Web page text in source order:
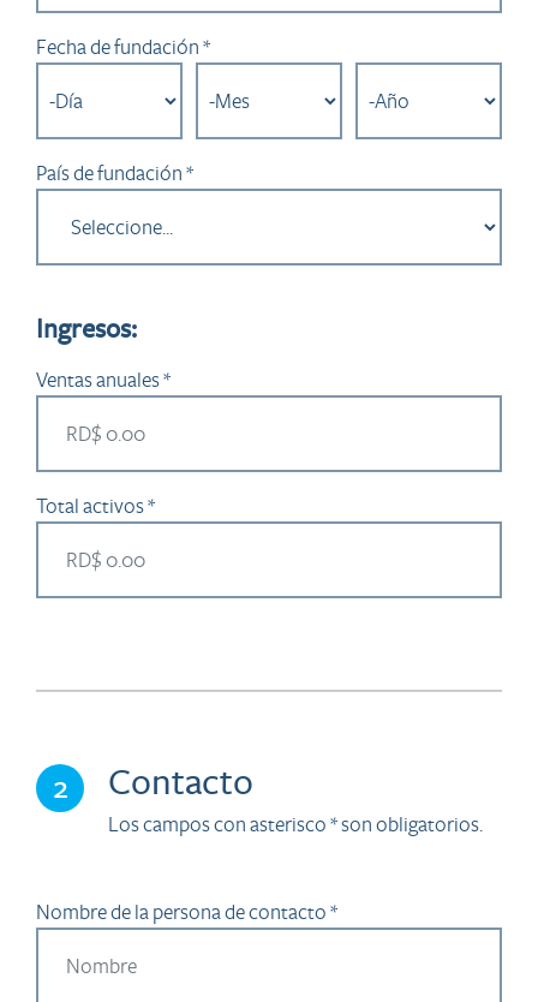
Fecha de fundación *
País de fundación *
Ingresos:
Ventas anuales *
Total activos *
2 Contacto
Los campos con asterisco * son obligatorios.
Nombre de la persona de contacto *